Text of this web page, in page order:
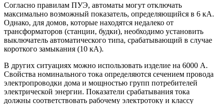
Согласно правилам ПУЭ, автоматы могут отключать
максимально возможный показатель, определяющийся в 6 кА.
Однако, для домов, которые находятся недалеко от
трансформаторов (станции, будки), необходимо установить
выключатель автоматического типа, срабатывающий в случае
короткого замыкания (10 кА).
В других ситуациях можно использовать изделие на 6000 А.
Свойства номинального тока определяются сечением провода
электропроводки дома и мощностью групп потребителей
электрической энергии. Показатели срабатывания тока
должны соответствовать рабочему электротоку и классу